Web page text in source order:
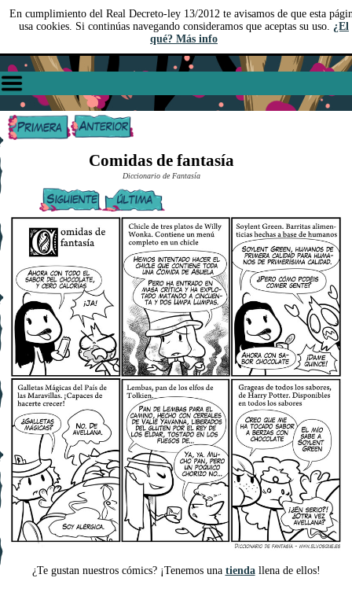
En cumplimiento del Real Decreto-ley 13/2012 te avisamos de que esta
usa cookies. Si continúas navegando consideramos que aceptas su uso. ¿El
qué? Más info
Comidas de fantasía
Diccionario de Fantasía
¿Te gustan nuestros cómics? ¡Tenemos una tiendallena de ellos!